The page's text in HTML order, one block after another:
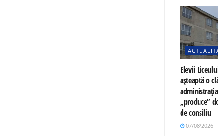
Elevii
așteaptă o
„produce”
de consiliu
07/08/2026